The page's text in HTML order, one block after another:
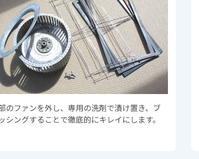
のファンを外し、専用の洗剤で漬け置き、ブ
シングすることで徹底的にキレイにします。